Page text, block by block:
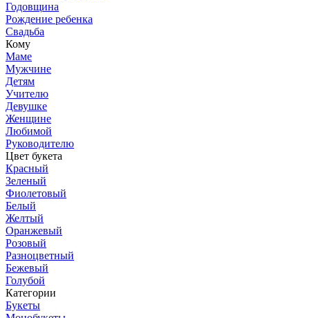
Годовщина
Рождение ребенка
Свадьба
Кому
Маме
Мужчине
Детям
Учителю
Девушке
Женщине
Любимой
Руководителю
Цвет букета
Красный
Зеленый
Фиолетовый
Белый
Желтый
Оранжевый
Розовый
Разноцветный
Бежевый
Голубой
Категории
Букеты